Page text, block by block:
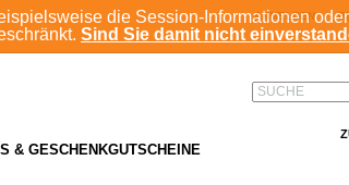
die Session-Informationen
Sind Sie damit nicht
ANMELDEN
& GESCHENKGUTSCHEINE
SUCHE